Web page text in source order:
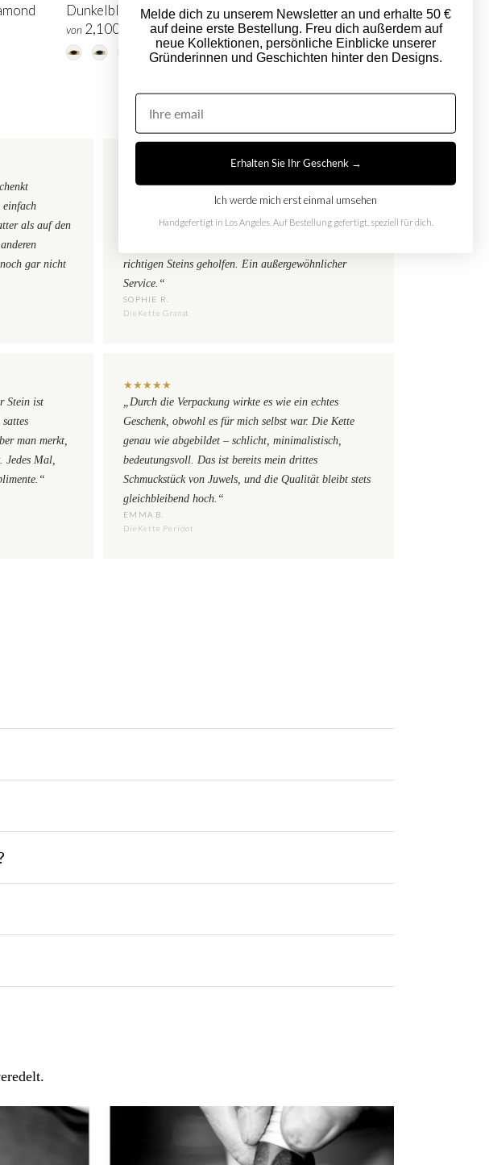
Dunkelblauer Evil Eye “
von 2,100.00
Evil Eye Kette | London Blue
Topas
ab$995.00
einfach
als auf den
gar nicht
„Ich hatte das evil eye bereits und brauchte nur noch
die Kette es Kette vervollständigen. Die Qualität ist
genau dieselbe – massives Gold, makellose
richtigen Steins geholfen. Ein außergewöhnlicher
Service.“
SOPHIE R.
DieKette Granat
Stein ist
man merkt,
Jedes Mal,
★★★★★
„Durch die Verpackung wirkte es wie ein echtes
Geschenk, obwohl es für mich selbst war. Die Kette
genau wie abgebildet – schlicht, minimalistisch,
bedeutungsvoll. Das ist bereits mein drittes
Schmuckstück von Juwels, und die Qualität bleibt stets
gleichbleibend hoch.“
EMMA B.
DieKette Peridot
Melde dich zu unserem Newsletter an und erhalte 50 €
auf deine erste Bestellung. Freu dich außerdem auf
neue Kollektionen, persönliche Einblicke unserer
Gründerinnen und Geschichten hinter den Designs.
Erhalten Sie Ihr Geschenk →
Ich werde mich erst einmal umsehen
Handgefertigt in Los Angeles. Auf Bestellung gefertigt, speziell für dich.